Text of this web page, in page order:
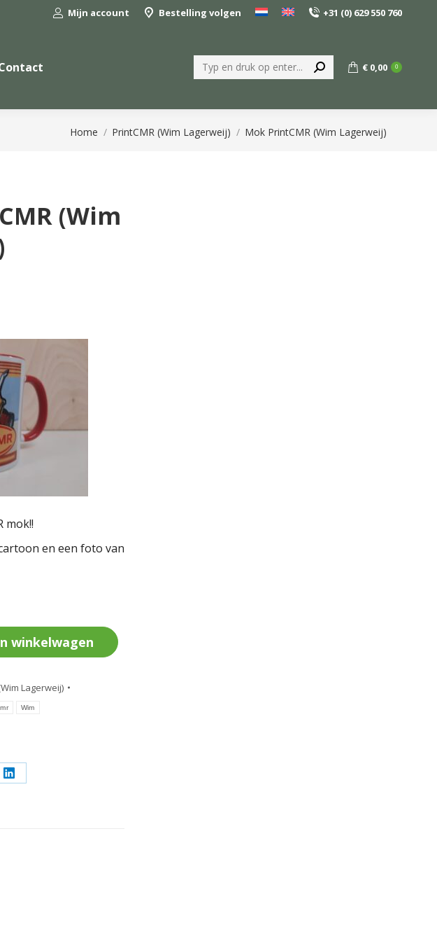
Mijn account Bestelling volgen +31 (0) 629 550 760
Zoeken: € 0,00 0
Je bent hier:
Home PrintCMR (Wim Lagerweij) Mok PrintCMR (Wim Lagerweij)
(Wim
mok!!
en een foto van
winkelwagen
Lagerweij)
Wim
Deel